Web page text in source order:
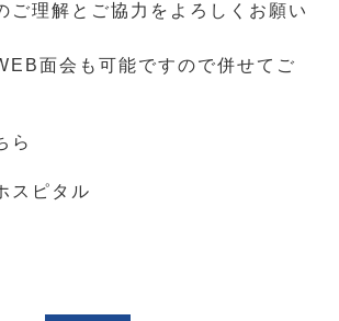
ご理解とご協力をよろしくお願い
面会も可能ですので併せてご
ら
スピタル